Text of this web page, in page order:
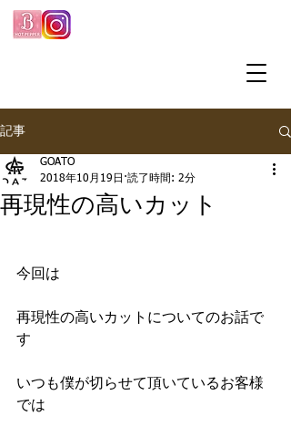
記事
再現性の高いカット
GOATO
2018年10月19日 読了時間: 2分
今回は
再現性の高いカットについてのお話で
す
いつも僕が切らせて頂いているお客様
では